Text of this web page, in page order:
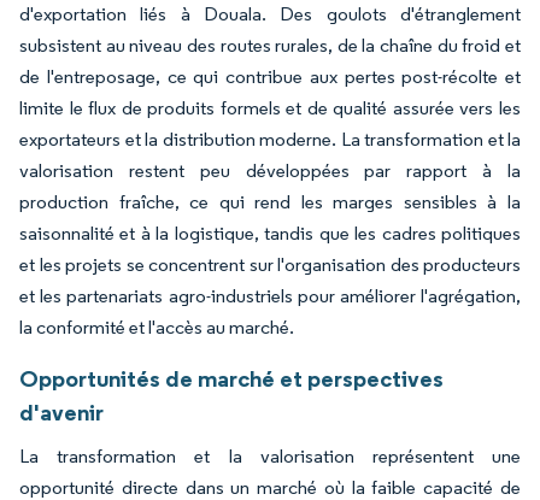
d'exportation liés à Douala. Des goulots d'étranglement
subsistent au niveau des routes rurales, de la chaîne du froid et
de l'entreposage, ce qui contribue aux pertes post-récolte et
limite le flux de produits formels et de qualité assurée vers les
exportateurs et la distribution moderne. La transformation et la
valorisation restent peu développées par rapport à la
production fraîche, ce qui rend les marges sensibles à la
saisonnalité et à la logistique, tandis que les cadres politiques
et les projets se concentrent sur l'organisation des producteurs
et les partenariats agro-industriels pour améliorer l'agrégation,
la conformité et l'accès au marché.
Opportunités de marché et perspectives
d'avenir
La transformation et la valorisation représentent une
opportunité directe dans un marché où la faible capacité de